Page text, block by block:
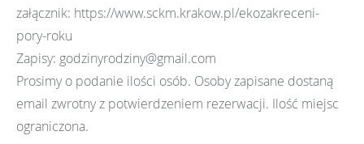
załącznik: https://www.sckm.krakow.pl/ekozakreceni-
pory-roku
Zapisy: godzinyrodziny@gmail.com
Prosimy o podanie ilości osób. Osoby zapisane dostaną
email zwrotny z potwierdzeniem rezerwacji. Ilość miejsc
ograniczona.